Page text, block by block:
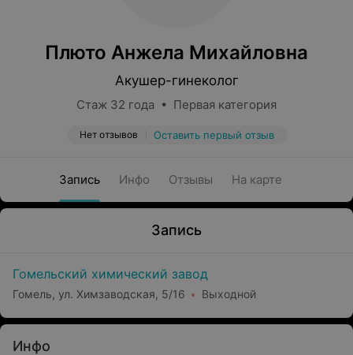
Плюто Анжела Михайловна
Акушер-гинеколог
Стаж 32 года • Первая категория
Нет отзывов Оставить первый отзыв
Запись Инфо Отзывы На карте
Запись
Гомельский химический завод
Гомель, ул. Химзаводская, 5/16 Выходной
Инфо